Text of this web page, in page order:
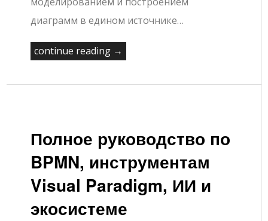
диаграмм в едином источнике…
continue reading →
Полное руководство по
BPMN, инструментам
Visual Paradigm, ИИ и
экосистеме